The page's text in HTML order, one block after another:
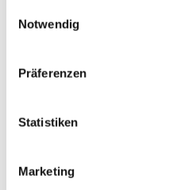
Notwendig
Präferenzen
Statistiken
Marketing